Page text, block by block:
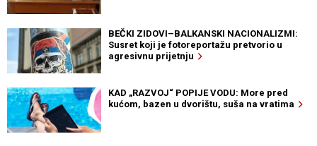
BEČKI ZIDOVI–BALKANSKI NACIONALIZMI:
Susret koji je fotoreportažu pretvorio u
agresivnu prijetnju
KAD „RAZVOJ“ POPIJE VODU: More pred
kućom, bazen u dvorištu, suša na vratima